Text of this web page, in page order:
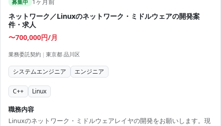
募集中
ネットワーク／Linuxのネットワーク・ミドルウェアの開発案
件・求人
〜700,000円/月
業務委託契約 | 東京都 品川区
システムエンジニア エンジニア
C++ Linux
職務内容
Linuxのネットワーク・ミドルウェアレイヤの開発をお願いします。現